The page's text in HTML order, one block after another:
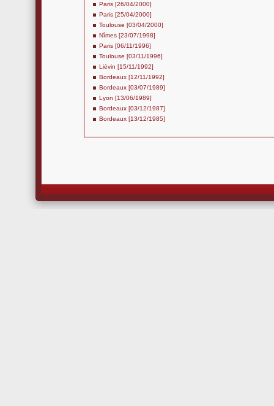
Paris [26/04/2000]
Paris [25/04/2000]
Toulouse [03/04/2000]
Nîmes [23/07/1998]
Paris [06/11/1996]
Toulouse [03/11/1996]
Liévin [15/11/1992]
Bordeaux [12/11/1992]
Bordeaux [03/07/1989]
Lyon [13/06/1989]
Bordeaux [03/12/1987]
Bordeaux [13/12/1985]